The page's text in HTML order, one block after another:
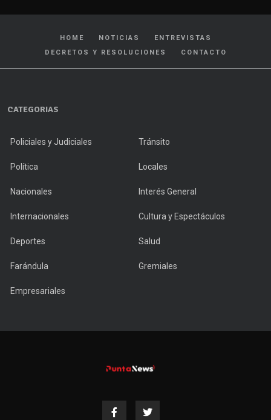
HOME NOTICIAS
ENTREVISTAS
DECRETOS Y RESOLUCIONES
CONTACTO
CATEGORIAS
Policiales y Judiciales Tránsito
Política Locales
Nacionales Interés General
Internacionales Cultura y Espectáculos
Deportes Salud
Farándula Gremiales
Empresariales